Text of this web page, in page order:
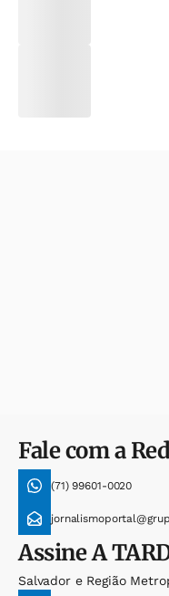
Fale com a
(71) 99601-0020
AssineA
Salvador e Região